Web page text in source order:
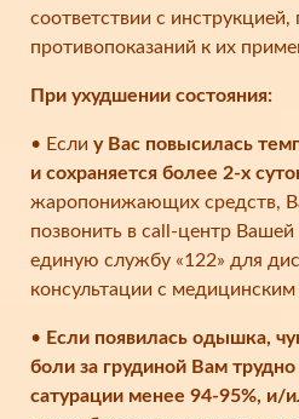
соответствии с инструкцией,
противопоказаний к их
При ухудшении состояния:
• Если у Вас повысилась
и сохраняется более 2-х
жаропонижающих средств,
позвонить в call-центр
единую службу «122» для
консультации с
• Если появилась одышка,
боли за грудиной Вам
сатурации менее 94-95%, и/